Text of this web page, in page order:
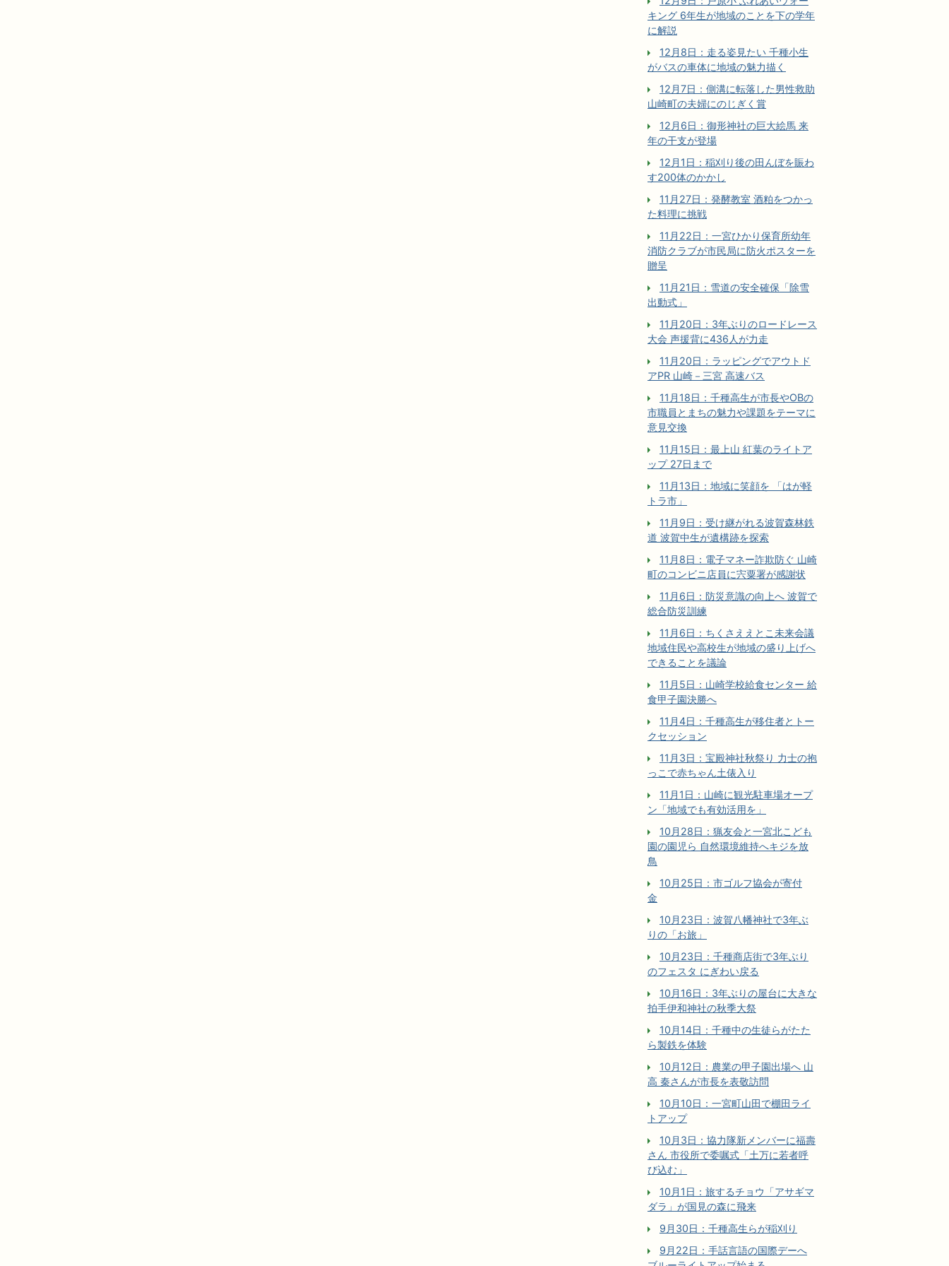
キング 6年生が地域のことを下の学年
に解説
12月8日：走る姿見たい 千種小生
がバスの車体に地域の魅力描く
12月7日：側溝に転落した男性救助
山崎町の夫婦にのじぎく賞
12月6日：御形神社の巨大絵馬 来
年の干支が登場
12月1日：稲刈り後の田んぼを賑わ
す200体のかかし
11月27日：発酵教室 酒粕をつかっ
た料理に挑戦
11月22日：一宮ひかり保育所幼年
消防クラブが市民局に防火ポスターを
贈呈
11月21日：雪道の安全確保「除雪
出動式」
11月20日：3年ぶりのロードレース
大会 声援背に436人が力走
11月20日：ラッピングでアウトド
アPR 山崎－三宮 高速バス
11月18日：千種高生が市長やOBの
市職員とまちの魅力や課題をテーマに
意見交換
11月15日：最上山 紅葉のライトア
ップ 27日まで
11月13日：地域に笑顔を 「はが軽
トラ市」
11月9日：受け継がれる波賀森林鉄
道 波賀中生が遺構跡を探索
11月8日：電子マネー詐欺防ぐ 山崎
町のコンビニ店員に宍粟署が感謝状
11月6日：防災意識の向上へ 波賀で
総合防災訓練
11月6日：ちくさええとこ未来会議
地域住民や高校生が地域の盛り上げへ
できることを議論
11月5日：山崎学校給食センター 給
食甲子園決勝へ
11月4日：千種高生が移住者とトー
クセッション
11月3日：宝殿神社秋祭り 力士の抱
っこで赤ちゃん土俵入り
11月1日：山崎に観光駐車場オープ
ン「地域でも有効活用を」
10月28日：猟友会と一宮北こども
園の園児ら 自然環境維持へキジを放
鳥
10月25日：市ゴルフ協会が寄付
金
10月23日：波賀八幡神社で3年ぶ
りの「お旅」
10月23日：千種商店街で3年ぶり
のフェスタ にぎわい戻る
10月16日：3年ぶりの屋台に大きな
拍手伊和神社の秋季大祭
10月14日：千種中の生徒らがたた
ら製鉄を体験
10月12日：農業の甲子園出場へ 山
高 秦さんが市長を表敬訪問
10月10日：一宮町山田で棚田ライ
トアップ
10月3日：協力隊新メンバーに福壽
さん 市役所で委嘱式「土万に若者呼
び込む」
10月1日：旅するチョウ「アサギマ
ダラ」が国見の森に飛来
9月30日：千種高生らが稲刈り
9月22日：手話言語の国際デーへ